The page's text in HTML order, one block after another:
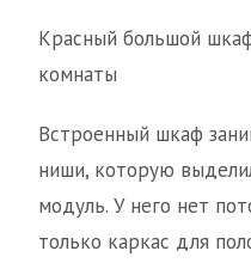
Красный большой
комнаты
Встроенный шкаф
ниши, которую
модуль. У него нет
только каркас для